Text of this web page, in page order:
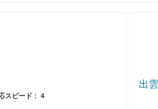
スピード : 4
出